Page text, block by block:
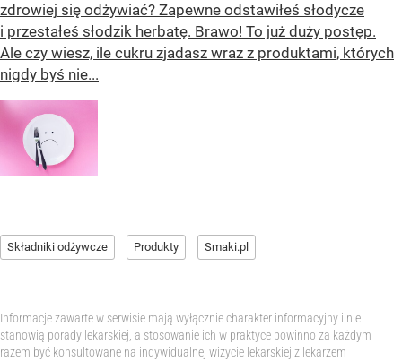
zdrowiej się odżywiać? Zapewne odstawiłeś słodycze
i przestałeś słodzik herbatę. Brawo! To już duży postęp.
Ale czy wiesz, ile cukru zjadasz wraz z produktami, których
nigdy byś nie...
Składniki odżywcze Produkty Smaki.pl
Informacje zawarte w serwisie mają wyłącznie charakter informacyjny i nie
stanowią porady lekarskiej, a stosowanie ich w praktyce powinno za każdym
razem być konsultowane na indywidualnej wizycie lekarskiej z lekarzem